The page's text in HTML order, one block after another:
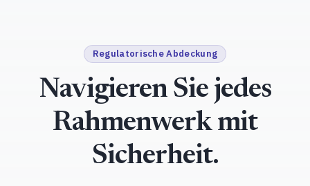
Regulatorische Abdeckung
Navigieren Sie jedes
Rahmenwerk mit
Sicherheit.